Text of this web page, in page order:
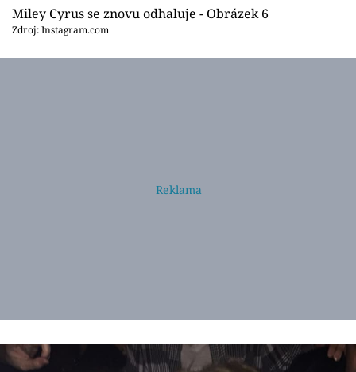
Miley Cyrus se znovu odhaluje - Obrázek 6
Zdroj: Instagram.com